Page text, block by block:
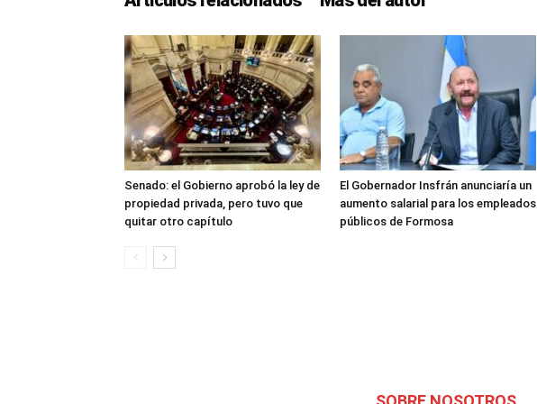
Senado: el Gobierno aprobó la ley de
propiedad privada, pero tuvo que
quitar otro capítulo
El Gobernador Insfrán anunciaría un
aumento salarial para los empleados
públicos de Formosa